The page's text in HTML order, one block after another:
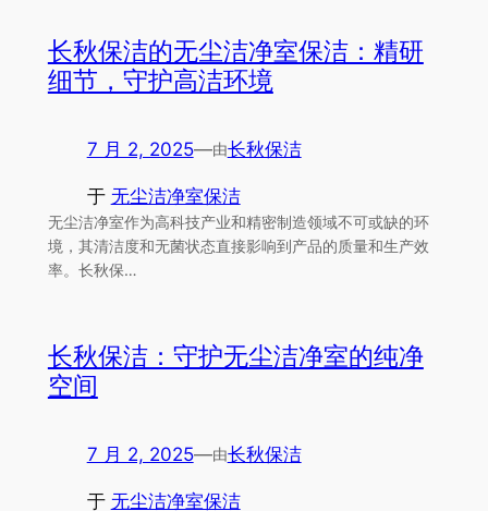
长秋保洁的无尘洁净室保洁：精研
细节，守护高洁环境
7 月 2, 2025—由长秋保洁
于 无尘洁净室保洁
无尘洁净室作为高科技产业和精密制造领域不可或缺的环
境，其清洁度和无菌状态直接影响到产品的质量和生产效
率。长秋保…
长秋保洁：守护无尘洁净室的纯净
空间
7 月 2, 2025—由长秋保洁
于 无尘洁净室保洁